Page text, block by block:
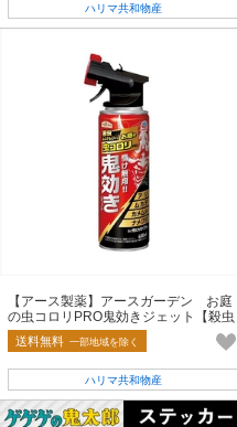
ハリマ共和物産
【アース製薬】アースガーデン お庭
の虫コロリPRO鬼効きジェット【殺虫
剤・園芸】
送料無料 一部地域を除く
ハリマ共和物産